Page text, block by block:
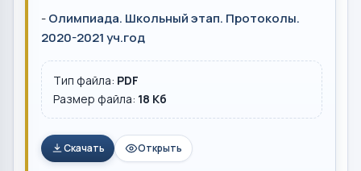
-Олимпиада. Школьный этап. Протоколы.
2020-2021 уч.год
Тип файла: PDF
Размер файла: 18 Кб
Скачать Открыть